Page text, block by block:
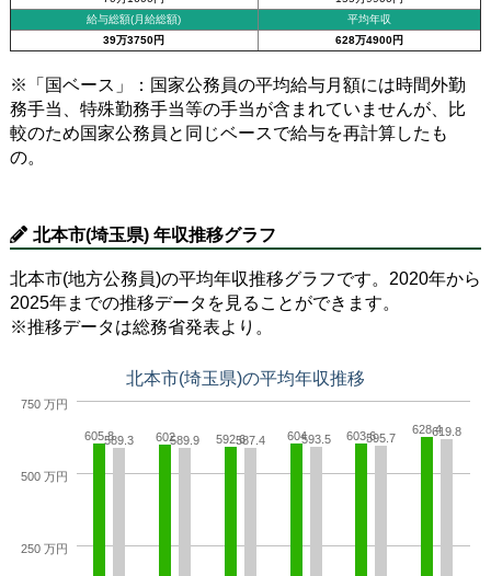
給与総額(月給総額)
平均年収
39万3750円
628万4900円
※「国ベース」：国家公務員の平均給与月額には時間外勤
務手当、特殊勤務手当等の手当が含まれていませんが、比
較のため国家公務員と同じベースで給与を再計算したも
の。
北本市(埼玉県) 年収推移グラフ
北本市(地方公務員)の平均年収推移グラフです。2020年から
2025年までの推移データを見ることができます。
※推移データは総務省発表より。
北本市(埼玉県)の平均年収推移
605.8 602 592.6 604 603.6
628.4
589.3
589.9 587.4 593.5 595.7 619.8
250 万円
500 万円
750 万円